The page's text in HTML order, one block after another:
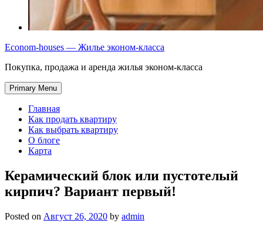
Econom-houses — Жилье эконом-класса
Покупка, продажа и аренда жилья эконом-класса
Primary Menu
Главная
Как продать квартиру
Как выбрать квартиру
О блоге
Карта
Керамический блок или пустотелый
кирпич? Вариант первый!
Posted on Август 26, 2020 by admin